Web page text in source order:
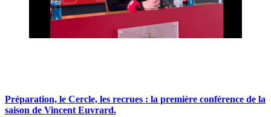
Préparation, le Cercle, les recrues : la première conférence de la
saison de Vincent Euvrard.